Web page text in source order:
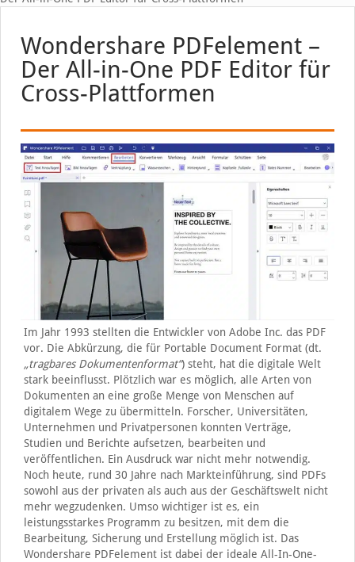
Wondershare PDFelement –
Der All-in-One PDF Editor für
Cross-Plattformen
Im Jahr 1993 stellten die Entwickler von Adobe Inc. das PDF
vor. Die Abkürzung, die für Portable Document Format (dt.
„tragbares Dokumentenformat“) steht, hat die digitale Welt
stark beeinflusst. Plötzlich war es möglich, alle Arten von
Dokumenten an eine große Menge von Menschen auf
digitalem Wege zu übermitteln. Forscher, Universitäten,
Unternehmen und Privatpersonen konnten Verträge,
Studien und Berichte aufsetzen, bearbeiten und
veröffentlichen. Ein Ausdruck war nicht mehr notwendig.
Noch heute, rund 30 Jahre nach Markteinführung, sind PDFs
sowohl aus der privaten als auch aus der Geschäftswelt nicht
mehr wegzudenken. Umso wichtiger ist es, ein
leistungsstarkes Programm zu besitzen, mit dem die
Bearbeitung, Sicherung und Erstellung möglich ist. Das
Wondershare PDFelement ist dabei der ideale All-In-One-